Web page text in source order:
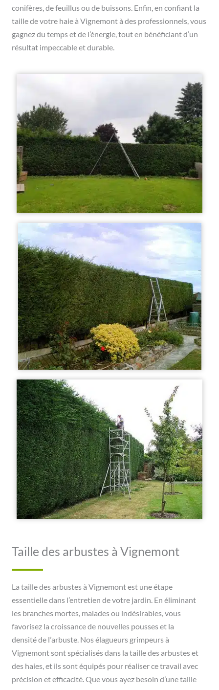
conifères, de feuillus ou de buissons. Enfin, en confiant la
taille de votre haie à Vignemont à des professionnels, vous
gagnez du temps et de l’énergie, tout en bénéficiant d’un
résultat impeccable et durable.
Taille des arbustes à Vignemont
La taille des arbustes à Vignemont est une étape
essentielle dans l’entretien de votre jardin. En éliminant
les branches mortes, malades ou indésirables, vous
favorisez la croissance de nouvelles pousses et la
densité de l’arbuste. Nos élagueurs grimpeurs à
Vignemont sont spécialisés dans la taille des arbustes et
des haies, et ils sont équipés pour réaliser ce travail avec
précision et efficacité. Que vous ayez besoin d’une taille